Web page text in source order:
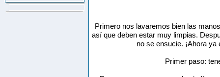
Primero nos lavaremos bien las
así que deben estar muy limpias.
no se ensucie. ¡Ahora
Primer paso: